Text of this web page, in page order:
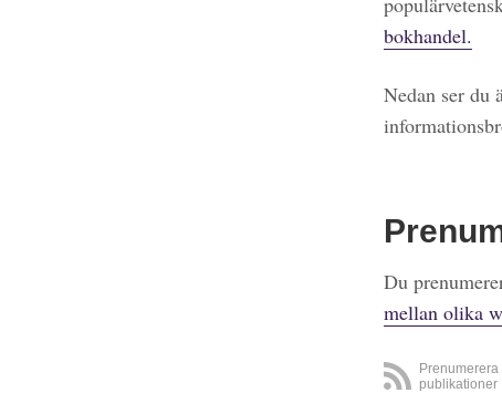
bokhandel.
Nedan ser du
Du
mellan olika
Prenumerera
publikationer